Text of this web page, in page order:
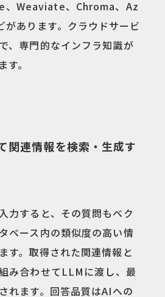
、Weaviate、Chroma、Az
あります。クラウドサービ
、専門的なインフラ知識が
。
関連情報を検索・生成す
力すると、その質問もベク
ベース内の類似度の高い情
す。取得された関連情報と
み合わせてLLMに渡し、最
れます。回答品質はAIへの